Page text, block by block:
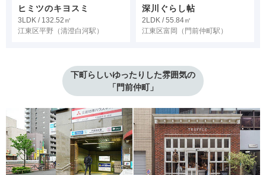
ヒミツのキヨスミ
3LDK / 132.52㎡
江東区平野 （清澄白河駅）
深川ぐらし帖
2LDK / 55.84㎡
江東区富岡
（門前仲町駅）
下町らしいゆったりした雰囲気の
「門前仲町」